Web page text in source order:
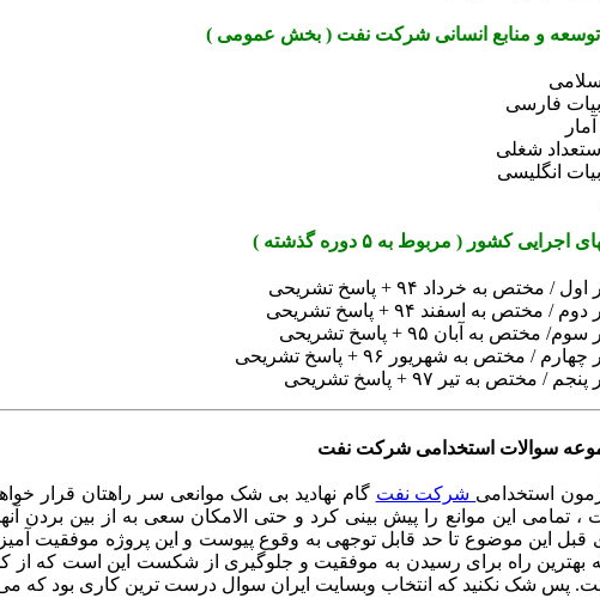
و منابع انسانی شرکت نفت ( بخش عمومی )
فارسی
شغلی
انگلیسی
کشور ( مربوط به ۵ دوره گذشته )
به خرداد ۹۴ + پاسخ تشریحی
به اسفند ۹۴ + پاسخ تشریحی
به آبان ۹۵ + پاسخ تشریحی
مختص به شهریور ۹۶ + پاسخ تشریحی
به تیر ۹۷ + پاسخ تشریحی
سوالات استخدامی شرکت نفت
استخدامی شرکت نفت گام نهادید بی شک موانعی سر راهتان قرار
تمامی این موانع را پیش بینی کرد و حتی الامکان سعی به از بین بردن
قبل این موضوع تا حد قابل توجهی به وقوع پیوست و این پروژه موفقیت
بهترین راه برای رسیدن به موفقیت و جلوگیری از شکست این است که از
شک نکنید که انتخاب وبسایت ایران سوال درست ترین کاری بود که می